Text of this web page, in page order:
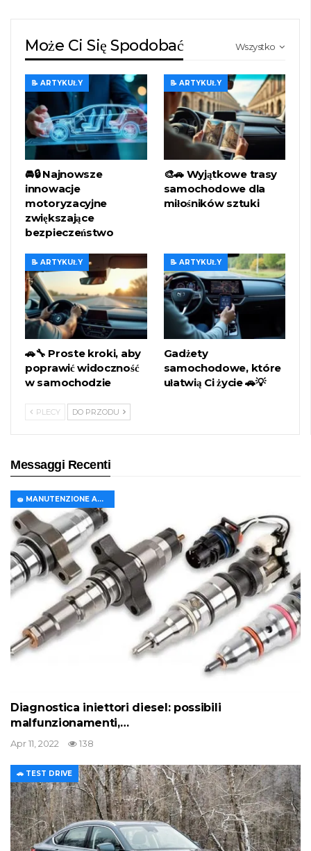
Wszystko
Może Ci Się Spodobać
📝 ARTYKUŁY
🚘🔒 Najnowsze
innowacje
motoryzacyjne
zwiększające
bezpieczeństwo
📝 ARTYKUŁY
🎨🚗 Wyjątkowe trasy
samochodowe dla
miłośników sztuki
📝 ARTYKUŁY
🚗🔧 Proste kroki, aby
poprawić widoczność
w samochodzie
📝 ARTYKUŁY
Gadżety
samochodowe, które
ułatwią Ci życie 🚗💡
PLECY DO PRZODU
Messaggi Recenti
🧽 MANUTENZIONE AUTO
Diagnostica iniettori diesel: possibili
malfunzionamenti,…
Apr 11, 2022 138
🚗 TEST DRIVE